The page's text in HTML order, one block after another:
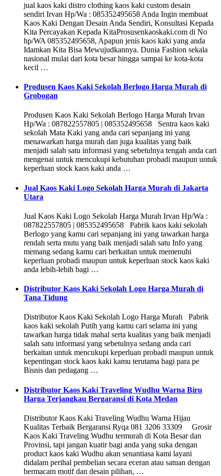
jual kaos kaki distro clothing kaos kaki custom desain
sendiri Irvan Hp/Wa : 085352495658 Anda Ingin membuat
Kaos Kaki Dengan Desain Anda Sendiri, Konsultasi Kepada
Kita Percayakan Kepada KitaProsusenkaoskaki.com di No
hp/WA 085352495658, Apapun jenis kaos kaki yang anda
Idamkan Kita Bisa Mewujudkannya. Dunia Fashion sekala
nasional mulai dari kota besar hingga sampai ke kota-kota
kecil …
Produsen Kaos Kaki Sekolah Berlogo Harga Murah di
Grobogan
Produsen Kaos Kaki Sekolah Berlogo Harga Murah Irvan
Hp/Wa : 087822557805 | 085352495658 Sentra kaos kaki
sekolah Mata Kaki yang anda cari sepanjang ini yang
menawarkan harga murah dan juga kualitas yang baik
menjadi salah satu informasi yang sebetulnya tengah anda cari
mengenai untuk mencukupi kebutuhan probadi maupun untuk
keperluan stock kaos kaki anda …
Jual Kaos Kaki Logo Sekolah Harga Murah di Jakarta
Utara
Jual Kaos Kaki Logo Sekolah Harga Murah Irvan Hp/Wa :
087822557805 | 085352495658 Pabrik kaos kaki sekolah
Berlogo yang kamu cari sepanjang ini yang tawarkan harga
rendah serta mutu yang baik menjadi salah satu Info yang
memang sedang kamu cari berkaitan untuk memenuhi
keperluan probadi maupun untuk keperluan stock kaos kaki
anda lebih-lebih bagi …
Distributor Kaos Kaki Sekolah Logo Harga Murah di
Tana Tidung
Distributor Kaos Kaki Sekolah Logo Harga Murah Pabrik
kaos kaki sekolah Putih yang kamu cari selama ini yang
tawarkan harga tidak mahal serta kualitas yang baik menjadi
salah satu informasi yang sebetulnya sedang anda cari
berkaitan untuk mencukupi keperluan probadi maupun untuk
kepentingan stock kaos kaki kamu terutama bagi para pe
Bisnis dan pedagang …
Distributor Kaos Kaki Traveling Wudhu Warna Biru
Harga Terjangkau Bergaransi di Kota Medan
Distributor Kaos Kaki Traveling Wudhu Warna Hijau
Kualitas Terbaik Bergaransi Ryqa 081 3206 33309 Grosir
Kaos Kaki Traveling Wudhu termurah di Kota Besar dan
Provinsi, tapi jangan kuatir bagi anda yang suka dengan
product kaos kaki Wudhu akan senantiasa kami layani
didalam perihal pembelian secara eceran atau satuan dengan
bermacam motif dan desain pilihan, …